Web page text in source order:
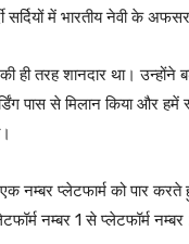
सर्दियों में भारतीय नेवी के
ही तरह शानदार था। उन्होंने
पास से मिलान किया और
प्लेटफार्म को पार करते
नम्बर 1 से प्लेटफॉर्म